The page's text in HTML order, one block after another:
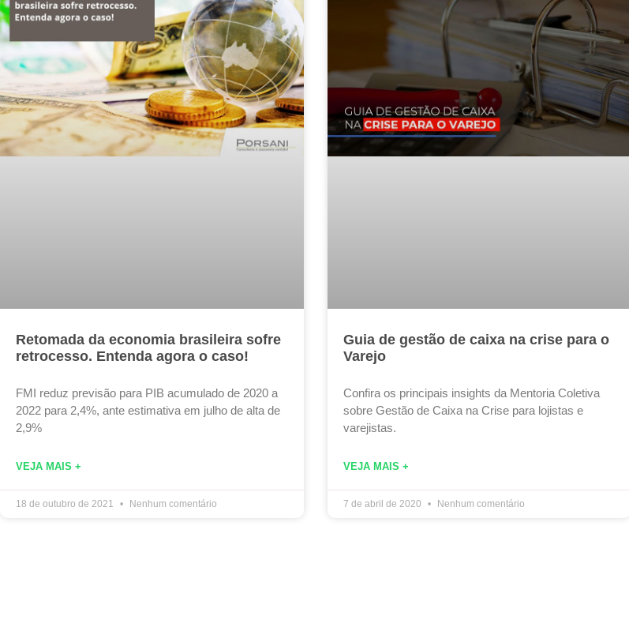
Retomada da economia brasileira sofre
retrocesso. Entenda agora o caso!
FMI reduz previsão para PIB acumulado de 2020 a
2022 para 2,4%, ante estimativa em julho de alta de
2,9%
VEJA MAIS +
18 de outubro de 2021 Nenhum comentário
Guia de gestão de caixa na crise para o
Varejo
Confira os principais insights da Mentoria Coletiva
sobre Gestão de Caixa na Crise para lojistas e
varejistas.
VEJA MAIS +
7 de abril de 2020 Nenhum comentário